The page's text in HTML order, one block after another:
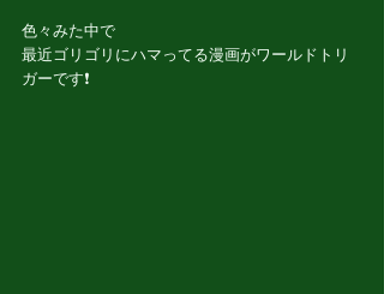
色々みた中で
最近ゴリゴリにハマってる漫画がワールドトリ
ガーです❗️